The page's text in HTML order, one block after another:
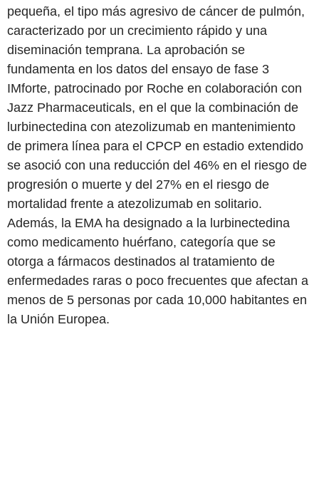
pequeña, el tipo más agresivo de cáncer de pulmón,
caracterizado por un crecimiento rápido y una
diseminación temprana. La aprobación se
fundamenta en los datos del ensayo de fase 3
IMforte, patrocinado por Roche en colaboración con
Jazz Pharmaceuticals, en el que la combinación de
lurbinectedina con atezolizumab en mantenimiento
de primera línea para el CPCP en estadio extendido
se asoció con una reducción del 46% en el riesgo de
progresión o muerte y del 27% en el riesgo de
mortalidad frente a atezolizumab en solitario.
Además, la EMA ha designado a la lurbinectedina
como medicamento huérfano, categoría que se
otorga a fármacos destinados al tratamiento de
enfermedades raras o poco frecuentes que afectan a
menos de 5 personas por cada 10,000 habitantes en
la Unión Europea.